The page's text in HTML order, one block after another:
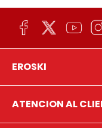
EROSKI
ATENCION AL